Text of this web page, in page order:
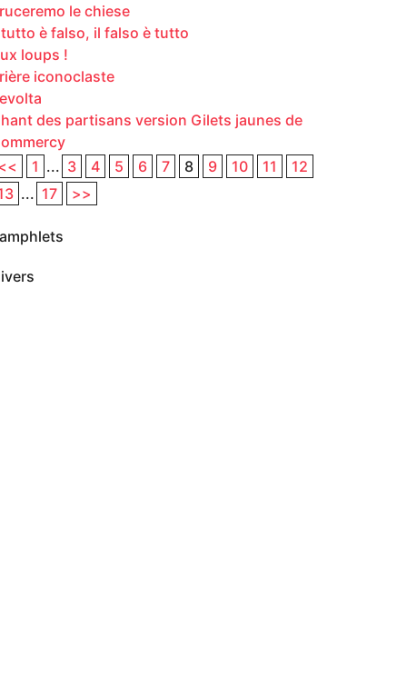
le chiese
tutto è falso, il falso è tutto
loups !
iconoclaste
des partisans version Gilets jaunes de
1 ... 3 4 5 6 7 8 9 10 11
12
... 17 >>